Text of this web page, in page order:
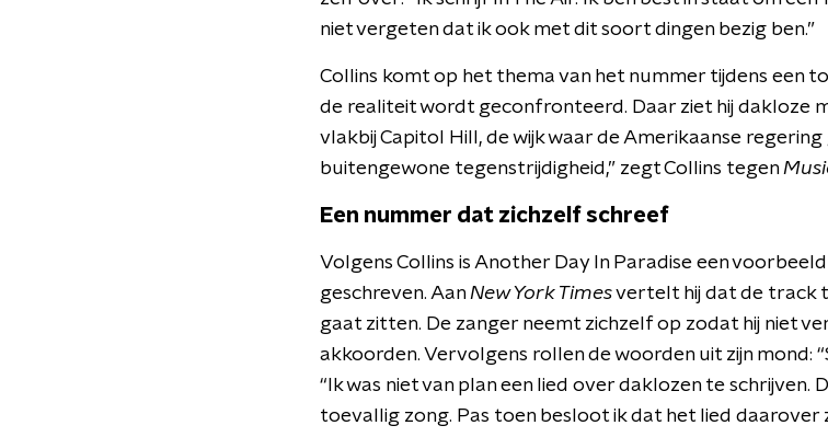
niet vergeten dat ik ook met dit soort dingen bezig ben.”
Collins komt op het thema van het nummer tijdens een
de realiteit wordt geconfronteerd. Daar ziet hij dakloze
vlakbijCapitol
Hill, de wijk waar de Amerikaanse
buitengewone tegenstrijdigheid,” zegt Collins tegen
Een nummer dat zichzelf schreef
Volgens Collins is AnotherDay In Paradise een
geschreven. AanNew York Timesvertelt hij dat de track
gaat zitten. De zanger neemt zichzelf op zodat hij niet
akkoorden. Vervolgens rollen de woorden uit zijn mond: “
“Ik was niet van plan een lied over daklozen te schrijven.
toevallig zong. Pas toen besloot ik dat het lied daarover